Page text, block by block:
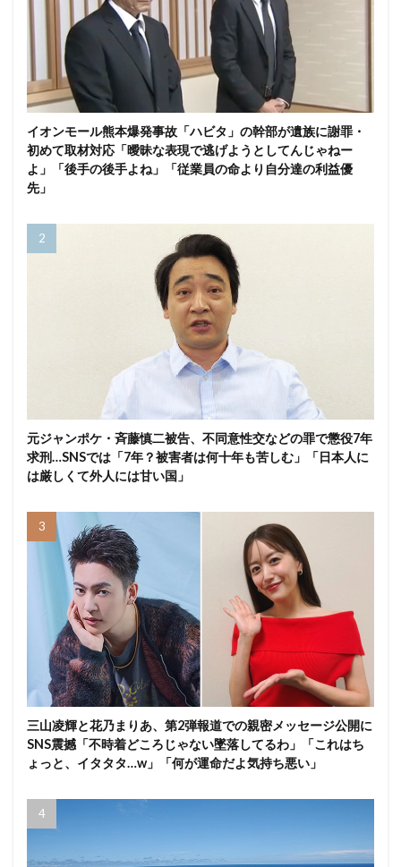
イオンモール熊本爆発事故「ハビタ」の幹部が遺族に謝罪・
初めて取材対応「曖昧な表現で逃げようとしてんじゃねー
よ」「後手の後手よね」「従業員の命より自分達の利益優
先」
元ジャンポケ・斉藤慎二被告、不同意性交などの罪で懲役7年
求刑…SNSでは「7年？被害者は何十年も苦しむ」「日本人に
は厳しくて外人には甘い国」
三山凌輝と花乃まりあ、第2弾報道での親密メッセージ公開に
SNS震撼「不時着どころじゃない墜落してるわ」「これはち
ょっと、イタタタ…w」「何が運命だよ気持ち悪い」